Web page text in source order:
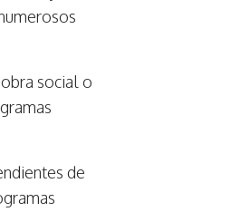
social o
de